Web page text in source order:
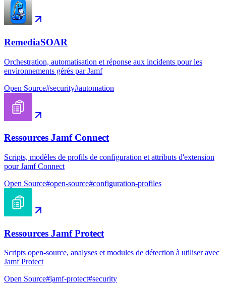
RemediaSOAR
Orchestration, automatisation et réponse aux incidents pour les
environnements gérés par Jamf
Open Source#security#automation
Ressources Jamf Connect
Scripts, modèles de profils de configuration et attributs d'extension
pour Jamf Connect
Open Source#open-source#configuration-profiles
Ressources Jamf Protect
Scripts open-source, analyses et modules de détection à utiliser avec
Jamf Protect
Open Source#jamf-protect#security